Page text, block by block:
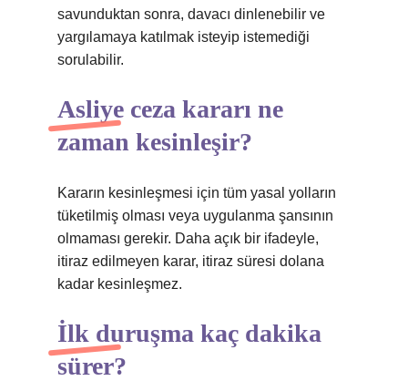
savunduktan sonra, davacı dinlenebilir ve
yargılamaya katılmak isteyip istemediği
sorulabilir.
Asliye ceza kararı ne
zaman kesinleşir?
Kararın kesinleşmesi için tüm yasal yolların
tüketilmiş olması veya uygulanma şansının
olmaması gerekir. Daha açık bir ifadeyle,
itiraz edilmeyen karar, itiraz süresi dolana
kadar kesinleşmez.
İlk duruşma kaç dakika
sürer?